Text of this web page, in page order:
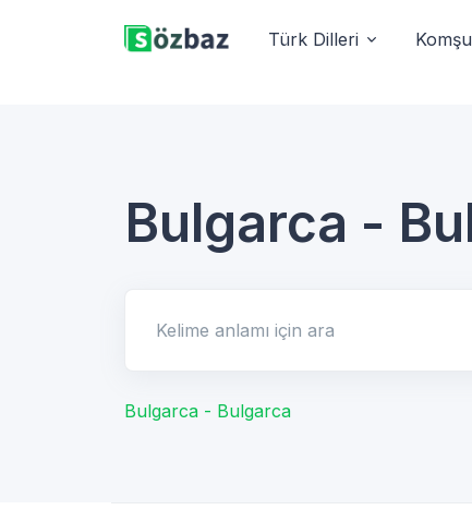
Türk Dilleri
Bulgarca -
Bulgarca - Bulgarca